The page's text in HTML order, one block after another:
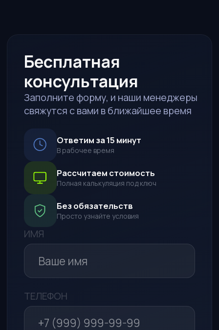
ТЕЛЕФОН
TELEGRAM / WHATSAPP*
ПОЖЕЛАНИЯ К АВТО
СПОСОБ СВЯЗИ
Макс
Я даю согласие на обработку
моих персональных данных в
обращения и предоставления